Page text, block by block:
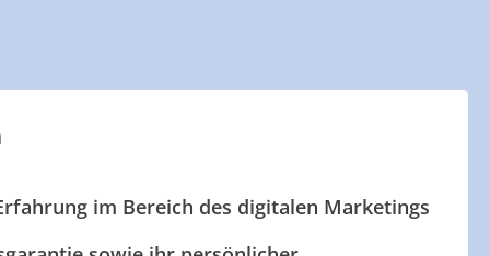
im Bereich des digitalen Marketings